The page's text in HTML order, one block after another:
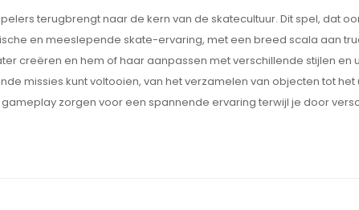
terugbrengt naar de kern van de skatecultuur. Dit spel, dat
en meeslepende skate-ervaring, met een breed scala aan
creëren en hem of haar aanpassen met verschillende stijlen en
missies kunt voltooien, van het verzamelen van objecten tot het
zorgen voor een spannende ervaring terwijl je door